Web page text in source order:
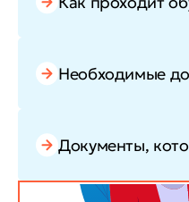
Необходимые
Документы,